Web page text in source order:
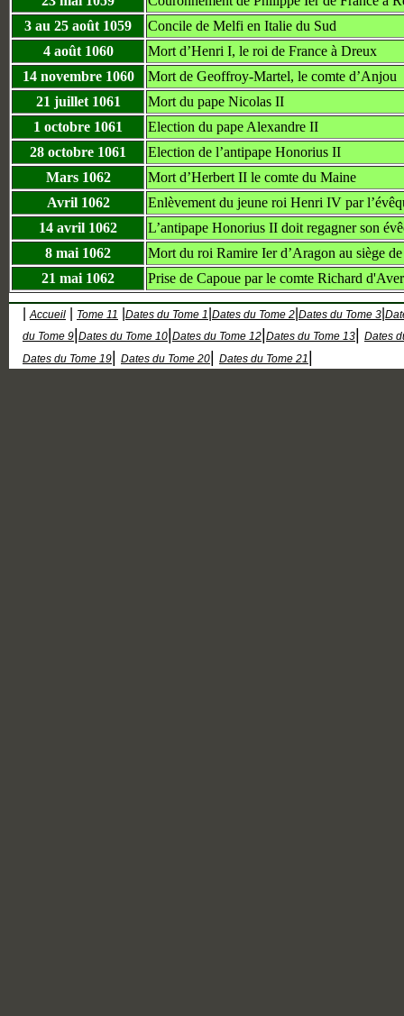
3 au 25 août 1059
Concile de Melfi en Italie du Sud
4 août 1060
Mort d’Henri I, le roi de France à Dreux
14 novembre 1060
Mort de Geoffroy-Martel, le comte d’Anjou
21 juillet 1061
Mort du pape Nicolas II
1 octobre 1061
Election du pape Alexandre II
28 octobre 1061
Election de l’antipape Honorius II
Mars 1062
Mort d’Herbert II le comte du Maine
Avril 1062
Enlèvement du jeune roi Henri IV par
14 avril 1062
L’antipape Honorius II doit regagner son
8 mai 1062
Mort du roi Ramire Ier d’Aragon au siège
21 mai 1062
Prise de Capoue par le comte Richard
Accueil Tome 11 Dates du Tome 1 Dates du Tome 2 Dates du Tome 3
du Tome 9 Dates du Tome 10 Dates du Tome 12 Dates du Tome 13
Dates
Dates du Tome 19
Dates du Tome 20 Dates du Tome 21